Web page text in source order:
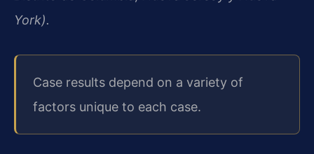
York).
Case results depend on a variety of
factors unique to each case.